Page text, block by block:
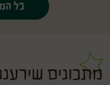
כל
מתכונים